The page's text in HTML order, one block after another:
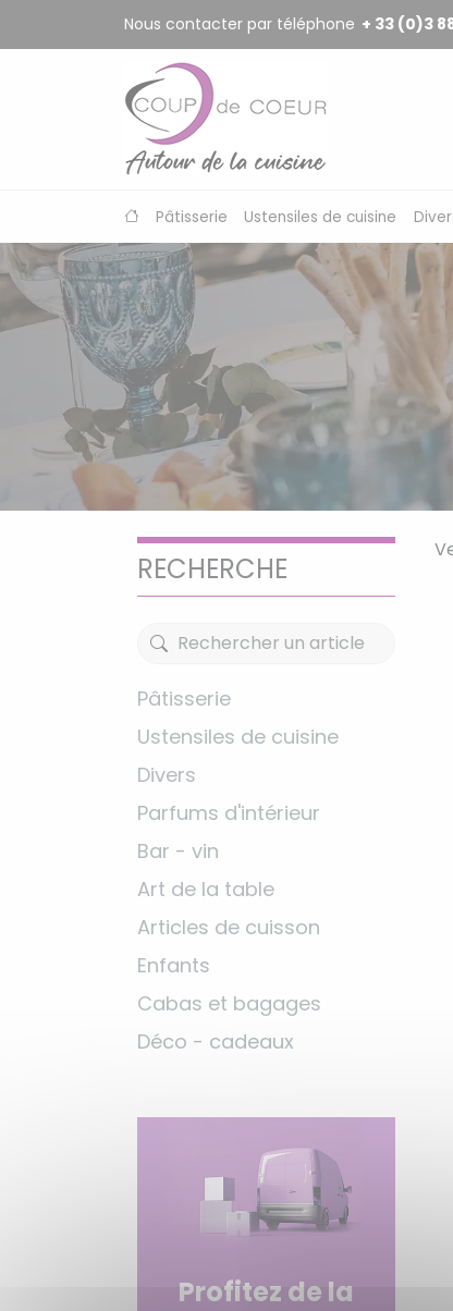
Nous contacter par téléphone + 33 (0)3
Pâtisserie Ustensiles de cuisine
RECHERCHE
Pâtisserie
Ustensiles de cuisine
Divers
Parfums d'intérieur
Bar - vin
Art de la table
Articles de cuisson
Enfants
Cabas et bagages
Déco - cadeaux
Profitez de la
Panneau de gestion des cookies